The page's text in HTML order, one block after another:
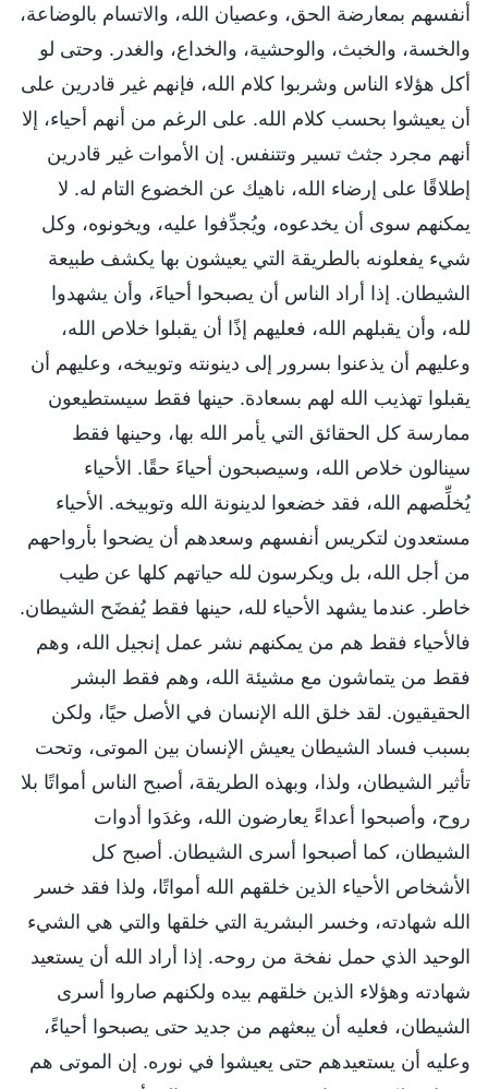
أنفسهم بمعارضة الحق، وعصيان الله، والاتسام بالوضاعة،
والخسة، والخبث، والوحشية، والخداع، والغدر. وحتى لو
أكل هؤلاء الناس وشربوا كلام الله، فإنهم غير قادرين على
أن يعيشوا بحسب كلام الله. على الرغم من أنهم أحياء، إلا
أنهم مجرد جثث تسير وتتنفس. إن الأموات غير قادرين
إطلاقًا على إرضاء الله، ناهيك عن الخضوع التام له. لا
يمكنهم سوى أن يخدعوه، ويُجدِّفوا عليه، ويخونوه، وكل
شيء يفعلونه بالطريقة التي يعيشون بها يكشف طبيعة
الشيطان. إذا أراد الناس أن يصبحوا أحياءَ، وأن يشهدوا
لله، وأن يقبلهم الله، فعليهم إذًا أن يقبلوا خلاص الله،
وعليهم أن يذعنوا بسرور إلى دينونته وتوبيخه، وعليهم أن
يقبلوا تهذيب الله لهم بسعادة. حينها فقط سيستطيعون
ممارسة كل الحقائق التي يأمر الله بها، وحينها فقط
سينالون خلاص الله، وسيصبحون أحياءَ حقًا. الأحياء
يُخلِّصهم الله، فقد خضعوا لدينونة الله وتوبيخه. الأحياء
مستعدون لتكريس أنفسهم وسعدهم أن يضحوا بأرواحهم
من أجل الله، بل ويكرسون لله حياتهم كلها عن طيب
خاطر. عندما يشهد الأحياء لله، حينها فقط يُفضَح الشيطان.
فالأحياء فقط هم من يمكنهم نشر عمل إنجيل الله، وهم
فقط من يتماشون مع مشيئة الله، وهم فقط البشر
الحقيقيون. لقد خلق الله الإنسان في الأصل حيًا، ولكن
بسبب فساد الشيطان يعيش الإنسان بين الموتى، وتحت
تأثير الشيطان، ولذا، وبهذه الطريقة، أصبح الناس أمواتًا بلا
روح، وأصبحوا أعداءً يعارضون الله، وغدَوا أدوات
الشيطان، كما أصبحوا أسرى الشيطان. أصبح كل
الأشخاص الأحياء الذين خلقهم الله أمواتًا، ولذا فقد خسر
الله شهادته، وخسر البشرية التي خلقها والتي هي الشيء
الوحيد الذي حمل نفخة من روحه. إذا أراد الله أن يستعيد
شهادته وهؤلاء الذين خلقهم بيده ولكنهم صاروا أسرى
الشيطان، فعليه أن يبعثهم من جديد حتى يصبحوا أحياءً،
وعليه أن يستعيدهم حتى يعيشوا في نوره. إن الموتى هم